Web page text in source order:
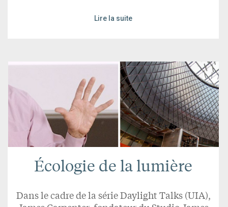
Lire la suite
Écologie de la lumière
Dans le cadre de la série Daylight Talks (UIA),